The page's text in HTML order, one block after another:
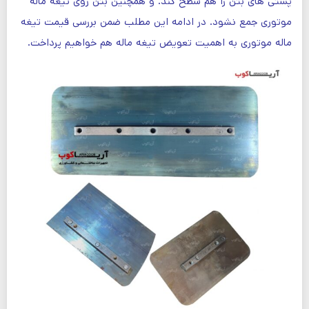
موتوری جمع نشود. در ادامه این مطلب ضمن بررسی قیمت تیغه
ماله موتوری به اهمیت تعویض تیغه ماله هم خواهیم پرداخت.